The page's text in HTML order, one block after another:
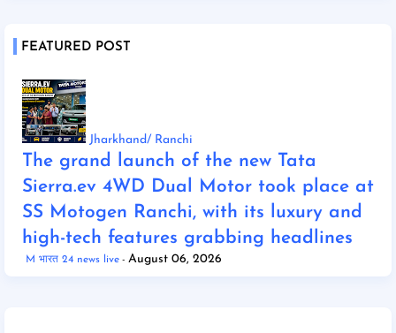
FEATURED POST
Jharkhand/ Ranchi
The grand launch of the new Tata
Sierra.ev 4WD Dual Motor took place at
SS Motogen Ranchi, with its luxury and
high-tech features grabbing headlines
M भारत 24 news live August 06, 2026